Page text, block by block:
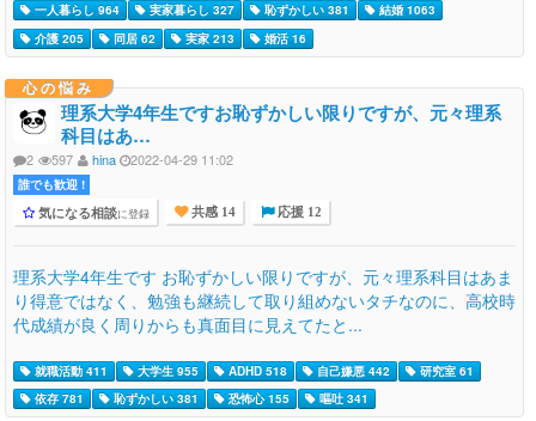
一人暮らし 964 実家暮らし 327 恥ずかしい 381
結婚 1063
介護 205
同居 62 実家 213 婚活 16
心の悩み
理系大学4年生ですお恥ずかしい限りですが、元々理系
科目はあ…
2 597 hina 2022-04-29 11:02
誰でも歓迎 !
気になる相談に登録 共感 14 応援 12
理系大学4年生です お恥ずかしい限りですが、元々理系科目はあま
り得意ではなく、勉強も継続して取り組めないタチなのに、高校時
代成績が良く周りからも真面目に見えてたと...
就職活動 411 大学生 955 ADHD 518 自己嫌悪 442
研究室 61
依存 781
恥ずかしい 381 恐怖心 155 嘔吐 341